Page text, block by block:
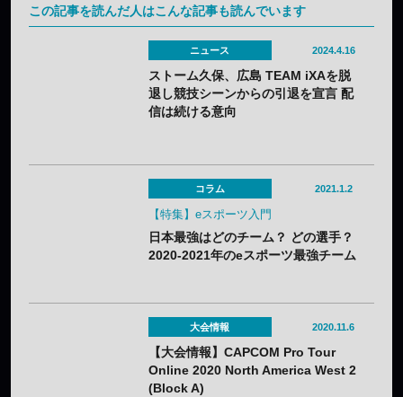
この記事を読んだ人はこんな記事も読んでいます
ニュース 2024.4.16
ストーム久保、広島 TEAM iXAを脱
退し競技シーンからの引退を宣言 配
信は続ける意向
コラム 2021.1.2
【特集】eスポーツ入門
日本最強はどのチーム？ どの選手？
2020-2021年のeスポーツ最強チーム
大会情報 2020.11.6
【大会情報】CAPCOM Pro Tour
Online 2020 North America West 2
(Block A)